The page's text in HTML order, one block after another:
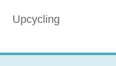
Upcycling